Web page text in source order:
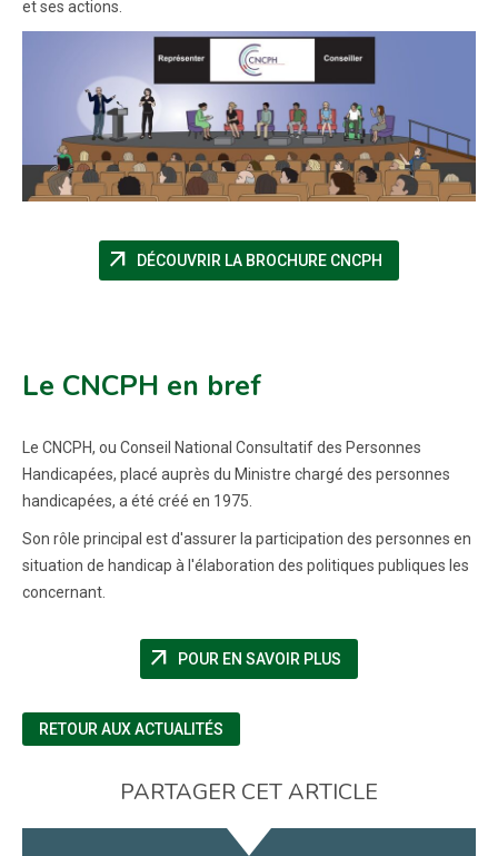
et ses actions.
arrow_outward DÉCOUVRIR LA BROCHURE CNCPH
Le CNCPH en bref
Le CNCPH, ou Conseil National Consultatif des Personnes
Handicapées, placé auprès du Ministre chargé des personnes
handicapées, a été créé en 1975.
Son rôle principal est d'assurer la participation des personnes en
situation de handicap à l'élaboration des politiques publiques les
concernant.
arrow_outward POUR EN SAVOIR PLUS
RETOUR AUX ACTUALITÉS
PARTAGER CET ARTICLE